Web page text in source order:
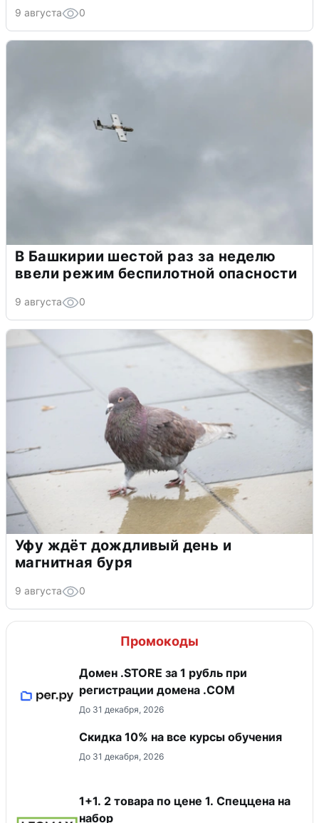
9 августа 0
В Башкирии шестой раз за неделю
ввели режим беспилотной опасности
9 августа 0
Уфу ждёт дождливый день и
магнитная буря
9 августа 0
Промокоды
Домен .STORE за 1 рубль при
регистрации домена .COM
До 31 декабря, 2026
Скидка 10% на все курсы обучения
До 31 декабря, 2026
1+1. 2 товара по цене 1. Спеццена на
набор